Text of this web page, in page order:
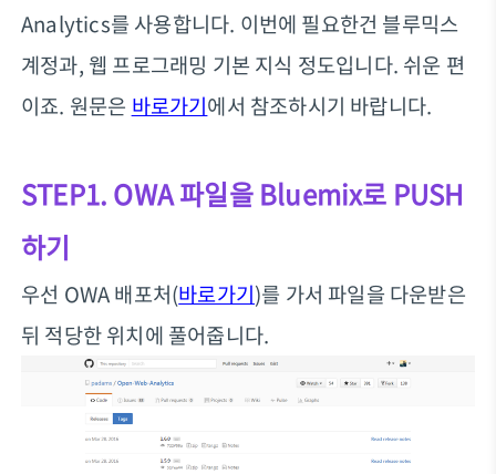
Analytics를 사용합니다. 이번에 필요한건 블루믹스
계정과, 웹 프로그래밍 기본 지식 정도입니다. 쉬운 편
이죠. 원문은 바로가기에서 참조하시기 바랍니다.
STEP1. OWA 파일을 Bluemix로 PUSH
하기
우선 OWA 배포처(바로가기)를 가서 파일을 다운받은
뒤 적당한 위치에 풀어줍니다.